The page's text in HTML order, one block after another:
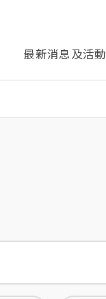
最新消息及活動